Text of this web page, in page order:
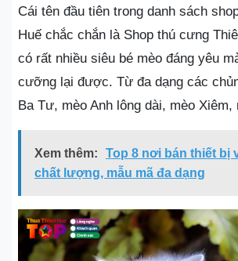
Cái tên đầu tiên trong danh sách
Huế chắc chắn là Shop thú cưng
có rất nhiều siêu bé mèo đáng yêu
cưỡng lại được. Từ đa dạng các
Ba Tư, mèo Anh lông dài, mèo
Xem thêm:
Top 8 nơi bán thiết bị
chất lượng, mẫu mã đa dạng